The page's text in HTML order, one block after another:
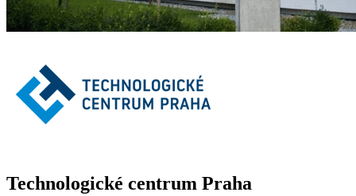
Technologické centrum Praha